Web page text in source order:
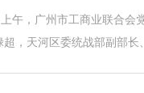
午，广州市工商业联合会
超，天河区委统战部副部